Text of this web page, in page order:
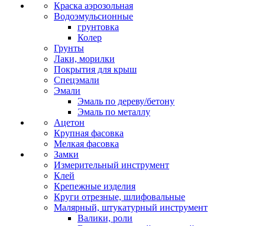
Краска аэрозольная
Водоэмульсионные
грунтовка
Колер
Грунты
Лаки, морилки
Покрытия для крыш
Спецэмали
Эмали
Эмаль по дереву/бетону
Эмаль по металлу
Ацетон
Крупная фасовка
Мелкая фасовка
Замки
Измерительный инструмент
Клей
Крепежные изделия
Круги отрезные, шлифовальные
Малярный, штукатурный инструмент
Валики, роли